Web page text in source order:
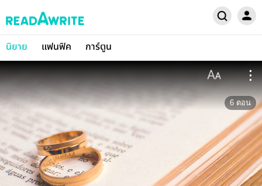
นิยาย แฟนฟิค การ์ตูน
6 ตอน